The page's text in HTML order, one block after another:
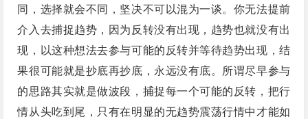
同，选择就会不同，坚决不可以混为一谈。你无法提前
介入去捕捉趋势，因为反转没有出现，趋势也就没有出
现，以这种想法去参与可能的反转并等待趋势出现，结
果很可能就是抄底再抄底，永远没有底。所谓尽早参与
的思路其实就是做波段，捕捉每一个可能的反转，把行
情从头吃到尾，只有在明显的无趋势震荡行情中才能如